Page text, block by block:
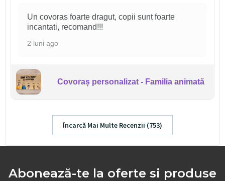
Un covoras foarte dragut, copii sunt foarte
incantati, recomand!!!
2 luni ago
Covoraș personalizat - Familia animată
Încarcă Mai Multe Recenzii (753)
Abonează-te la oferte si produse